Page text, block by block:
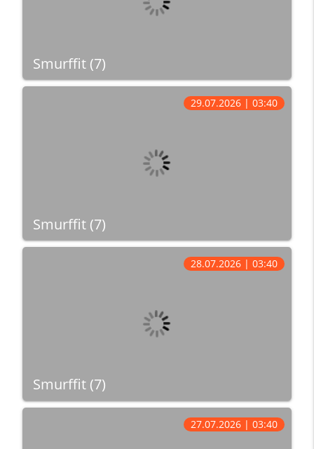
Smurffit (7)
Smurffit (7)
29.07.2026 | 03:40
Smurffit (7)
28.07.2026 | 03:40
27.07.2026 | 03:40